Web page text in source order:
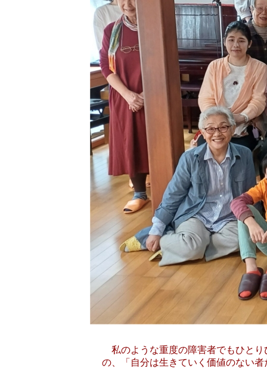
私のような重度の障害者でもひとり
の、「自分は生きていく価値のない